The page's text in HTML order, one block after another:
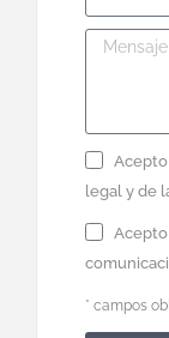
legal y de
* campos